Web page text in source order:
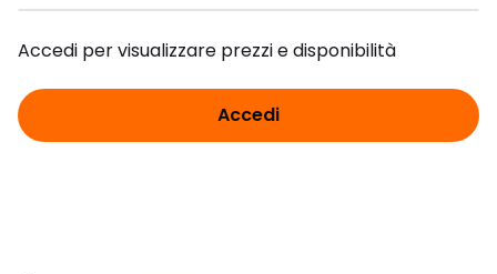
Accedi per visualizzare prezzi e disponibilità
Accedi